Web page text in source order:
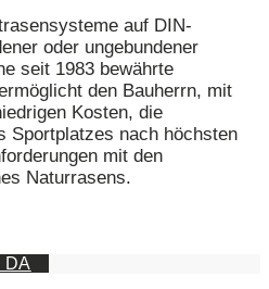
auf DIN-
oder ungebundener
seit 1983 bewährte
den Bauherrn, mit
Kosten, die
Sportplatzes nach höchsten
mit den
Naturrasens.
DA